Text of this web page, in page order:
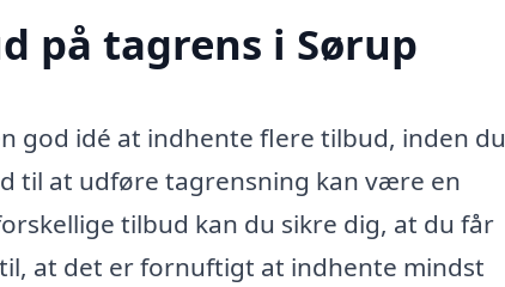
på tagrens i Sørup
god idé at indhente flere tilbud, inden du
til at udføre tagrensning kan være en
tilbud kan du sikre dig, at du får
at det er fornuftigt at indhente mindst